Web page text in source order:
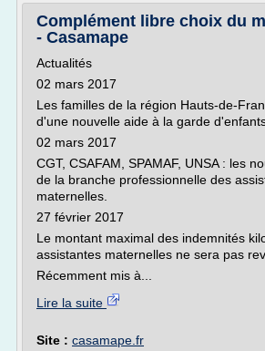
Complément libre choix du
- Casamape
Actualités
02 mars 2017
Les familles de la région Hauts-de-
d'une nouvelle aide à la garde
02 mars 2017
CGT, CSAFAM, SPAMAF, UNSA : les
de la branche professionnelle des
maternelles.
27 février 2017
Le montant maximal des indemnités
assistantes maternelles ne sera pas
Récemment mis à...
Lire la suite
Site : casamape.fr